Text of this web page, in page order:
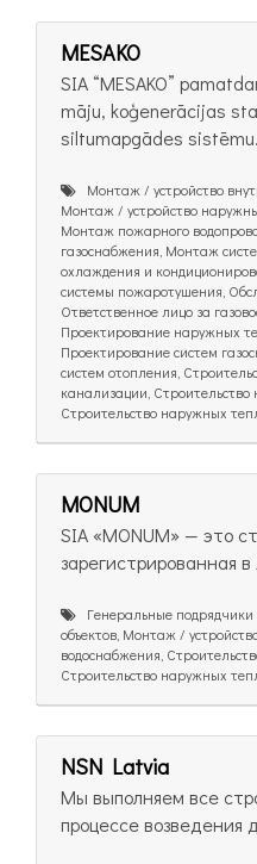
MESAKO
SIA “MESAKO”
māju, koģenerācijas
siltumapgādes
Монтаж / устройство
Монтаж / устройство
Монтаж пожарного
газоснабжения, Монтаж
охлаждения и
системы пожаротушения,
Ответственное лицо за
Проектирование наружных
Проектирование систем
систем отопления,
канализации,
Строительство наружных
MONUM
SIA «MONUM» — это
зарегистрированная
Генеральные подрядчики
объектов, Монтаж /
водоснабжения,
Строительство наружных
NSN Latvia
Мы выполняем все
процессе возведения